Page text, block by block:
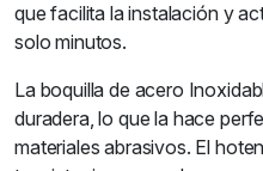
que facilita la instalación y
solo minutos.
La boquilla de acero
duradera, lo que la hace
materiales abrasivos. El